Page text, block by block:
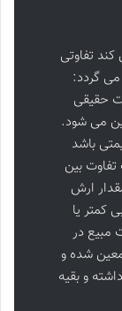
تفاوتی
می گردد:
حقیقی
می شود.
باشد
بین
ارش
کمتر یا
مبیع در
شده و
و بقیه